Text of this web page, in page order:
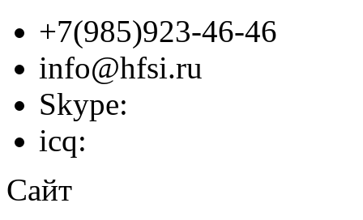
+7(985)923-46-46
info@hfsi.ru
Skype:
icq:
Сайт